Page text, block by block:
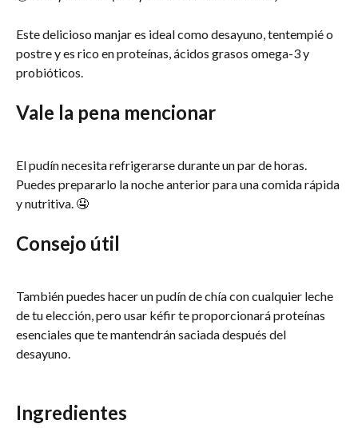
Este delicioso manjar es ideal como desayuno, tentempié o
postre y es rico en proteínas, ácidos grasos omega-3 y
probióticos.
Vale la pena mencionar
El pudín necesita refrigerarse durante un par de horas.
Puedes prepararlo la noche anterior para una comida rápida
y nutritiva. 🤤
Consejo útil
También puedes hacer un pudín de chía con cualquier leche
de tu elección, pero usar kéfir te proporcionará proteínas
esenciales que te mantendrán saciada después del
desayuno.
Ingredientes